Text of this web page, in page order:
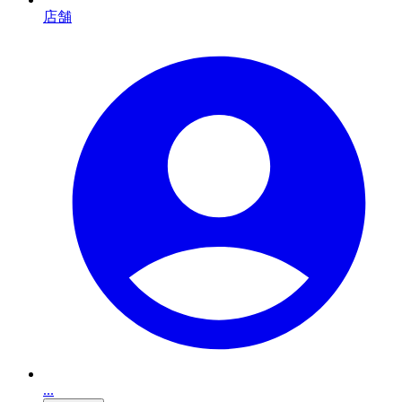
店舗
...